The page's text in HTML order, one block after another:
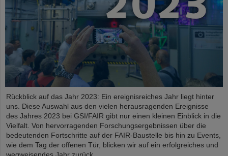
Rückblick auf das Jahr 2023: Ein ereignisreiches Jahr liegt hinter
uns. Diese Auswahl aus den vielen herausragenden Ereignisse
des Jahres 2023 bei GSI/FAIR gibt nur einen kleinen Einblick in die
Vielfalt. Von hervorragenden Forschungsergebnissen über die
bedeutenden Fortschritte auf der FAIR-Baustelle bis hin zu Events,
wie dem Tag der offenen Tür, blicken wir auf ein erfolgreiches und